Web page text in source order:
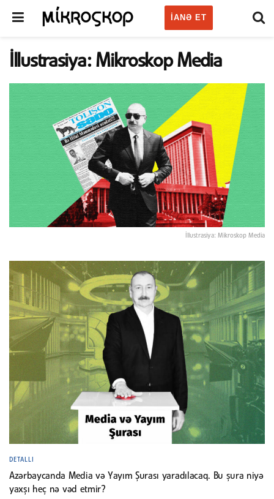
IANƏ ET
İllustrasiya: Mikroskop Media
İllustrasiya: Mikroskop Media
DETALLI
Azərbaycanda Media və Yayım Şurası yaradılacaq. Bu şura niyə
yaxşı heç nə vəd etmir?